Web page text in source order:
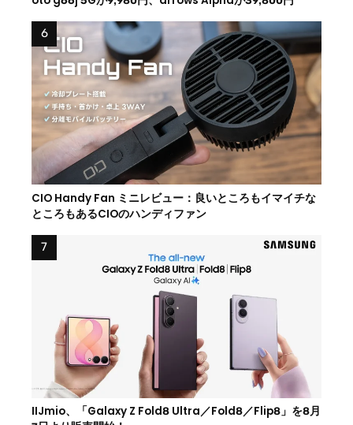
CIO Handy Fan ミニレビュー：良いところもイマイチな
ところもあるCIOのハンディファン
IIJmio、「Galaxy Z Fold8 Ultra／Fold8／Flip8」を8月